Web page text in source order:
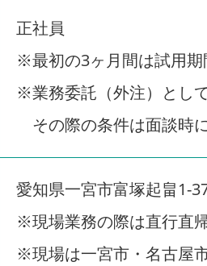
正社員
※最初の3ヶ月間は試用期
※業務委託（外注）とし
その際の条件は面談時
愛知県一宮市富塚起畠1-
※現場業務の際は直行直
※現場は一宮市・名古屋